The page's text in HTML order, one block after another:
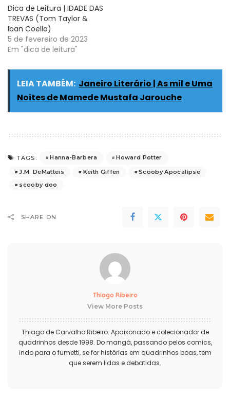
Dica de Leitura | IDADE DAS
TREVAS (Tom Taylor &
Iban Coello)
5 de fevereiro de 2023
Em "dica de leitura"
LEIA TAMBÉM: Janeiro Literário | As mil e Uma
Noites de Mamede Mustafa Jarouche
TAGS: Hanna-Barbera
Howard Potter
J.M. DeMatteis
Keith Giffen
Scooby Apocalipse
scooby doo
SHARE ON
Thiago Ribeiro
View More Posts
Thiago de Carvalho Ribeiro. Apaixonado e colecionador de
quadrinhos desde 1998. Do mangá, passando pelos comics,
indo para o fumetti, se for histórias em quadrinhos boas, tem
que serem lidas e debatidas.